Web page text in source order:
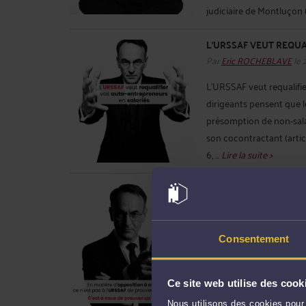
Consentement
Ce site web utilise des
Nous utilisons des cookies
judiciaire de Montluçon
L'URSSAF VEUT
Par Eric ROCHEBLAVEle
L'URSSAF veut
dirigeants pensent que
présomption de non-
son cocontractant
6, ...Lire la suite >
ParEric ROCHEBLAVEle
constante sur ce point.
caractère infondé de la